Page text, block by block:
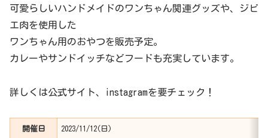
可愛らしいハンドメイドのワンちゃん関連グッズや、ジビ
エ肉を使用した
ワンちゃん用のおやつを販売予定。
カレーやサンドイッチなどフードも充実しています。
詳しくは公式サイト、instagramを要チェック！
開催日 2023/11/12(日)